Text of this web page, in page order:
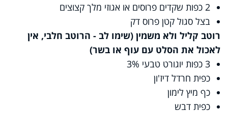
2 כפות שקדים פרוסים או אגוזי מלך קצוצים
בצל סגול קטן פרוס דק
רוטב קליל ולא משמין (שימו לב - הרוטב חלבי, אין
לאכול את הסלט עם עוף או בשר)
3 כפות יוגורט טבעי 3%
כפית חרדל דיז'ון
כף מיץ לימון
כפית דבש